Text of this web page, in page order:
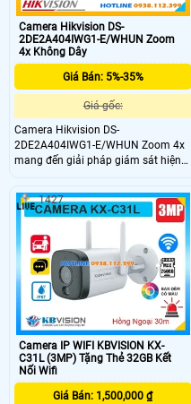
Camera Hikvision DS-
2DE2A404IWG1-E/WHUN Zoom
4x Không Dây
Giá Bán: 5%-35%
Giá gốc:
Camera Hikvision DS-
2DE2A404IWG1-E/WHUN Zoom 4x
mang đến giải pháp giám sát hiện
đại với độ phân giải 4MP, zoom
quang học 4× và hồng ngoại 20m.
camera này hỗ trợ kết nối WiFi, đàm
thoại hai chiều, nhận diện người và
phương tiện, giúp quản lý hiệu quả
tại gia đình, cửa hàng, văn phòng và
kho xưởng.
Camera IP WIFI KBVISION KX-
C31L (3MP) Tặng Thẻ 32GB Kết
Nối Wifi
Giá Bán: 1,500,000 ₫
1427